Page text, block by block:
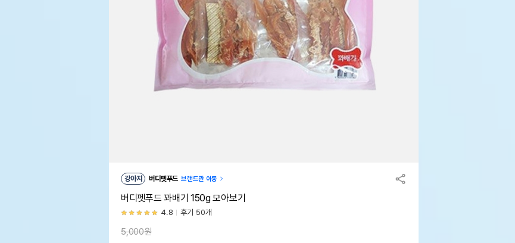
강아지 버디펫푸드 브랜드관 이동
버디펫푸드 꽈배기 150g 모아보기
4.8 후기 50개
5,000원